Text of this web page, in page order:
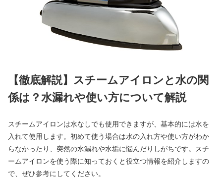
【徹底解説】スチームアイロンと水の関
係は？水漏れや使い方について解説
スチームアイロンは水なしでも使用できますが、基本的には水を
入れて使用します。初めて使う場合は水の入れ方や使い方がわか
らなかったり、突然の水漏れや水垢に悩んだりしがちです。スチ
ームアイロンを使う際に知っておくと役立つ情報を紹介しますの
で、ぜひ参考にしてください。